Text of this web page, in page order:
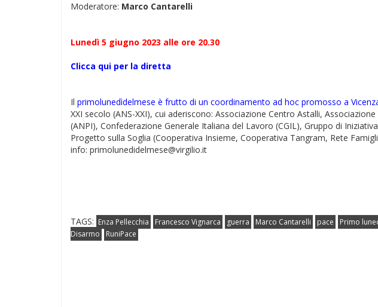
Moderatore: Marco Cantarelli
Lunedì 5 giugno 2023 alle ore 20.30
Clicca qui per la diretta
Il primolunedìdelmese è frutto di un coordinamento ad hoc promosso a
XXI secolo (ANS-XXI), cui aderiscono: Associazione Centro Astalli,
(ANPI), Confederazione Generale Italiana del Lavoro (CGIL), Gruppo di
Progetto sulla Soglia (Cooperativa Insieme, Cooperativa Tangram, Rete
info: primolunedidelmese@virgilio.it
TAGS: Enza Pellecchia Francesco Vignarca guerra Marco Cantarelli pace Primo
Disarmo
RuniPace